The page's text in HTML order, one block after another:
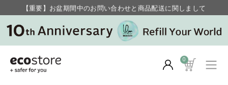
【重要】お盆期間中のお問い合わせと商品配送に関しまして
毎月お得にポイントが貯まる！ “月のポイントアップデー”
0